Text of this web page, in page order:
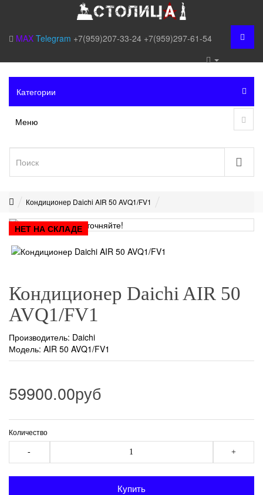
MAX Telegram +7(959)207-33-24 +7(959)297-61-54
Категории
Меню
Кондиционер Daichi AIR 50 AVQ1/FV1
НЕТ НА СКЛАДЕ
Кондиционер Daichi AIR 50
AVQ1/FV1
Производитель: Daichi
Модель: AIR 50 AVQ1/FV1
59900.00руб
Количество
- +
Купить